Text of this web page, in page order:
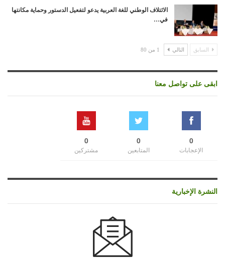
الائتلاف الوطني للغة العربية يدعو لتفعيل الدستور وحماية مكانتها
في…
السابق التالي 1 من 80
ابقى على تواصل معنا
0
الإعجابات
0
المتابعين
0
مشتركين
النشرة الإخبارية